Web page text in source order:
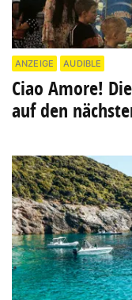
ANZEIGE AUDIBLE
Ciao Amore!
auf den